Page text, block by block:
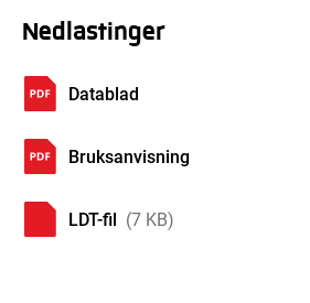
Nedlastinger
Datablad
Bruksanvisning
LDT-fil (7 KB)